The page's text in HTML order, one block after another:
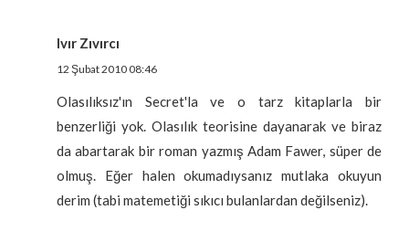
Ivır Zıvırcı
12 Şubat 2010 08:46
Olasılıksız'ın Secret'la ve o tarz kitaplarla bir
benzerliği yok. Olasılık teorisine dayanarak ve biraz
da abartarak bir roman yazmış Adam Fawer, süper de
olmuş. Eğer halen okumadıysanız mutlaka okuyun
derim (tabi matemetiği sıkıcı bulanlardan değilseniz).